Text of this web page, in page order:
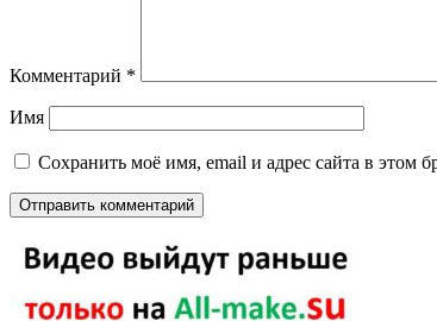
Комментарий *
Имя
Сохранить моё имя, email и адрес сайта в этом